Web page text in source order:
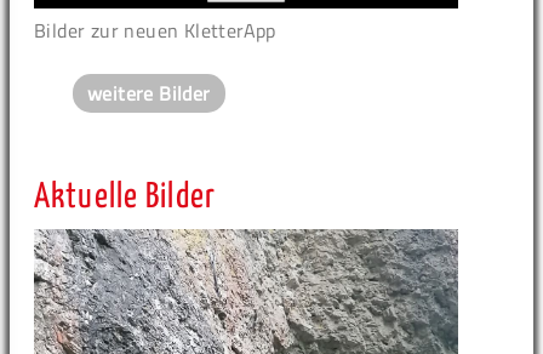
Bilder zur neuen KletterApp
weitere Bilder
Aktuelle Bilder